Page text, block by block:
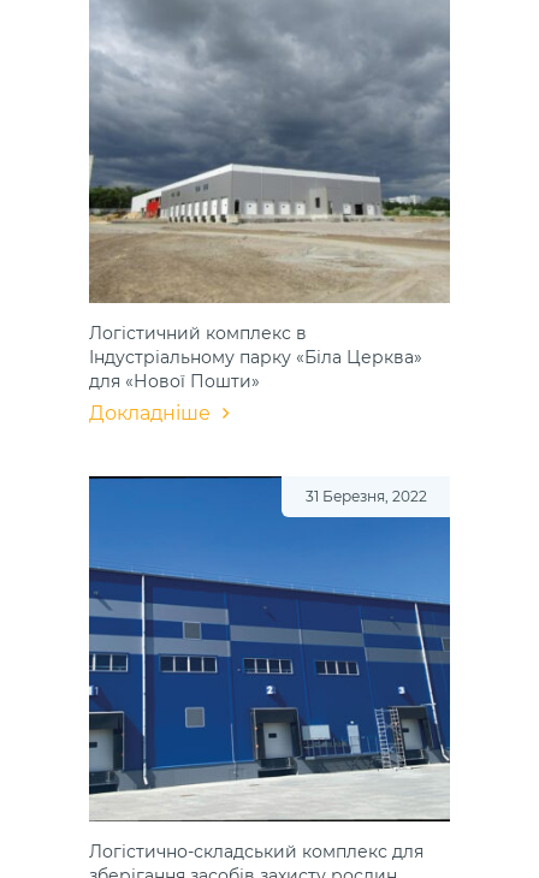
Логістичний комплекс в
Індустріальному парку «Біла Церква»
для «Нової Пошти»
Докладніше
31 Березня, 2022
Логістично-складський комплекс для